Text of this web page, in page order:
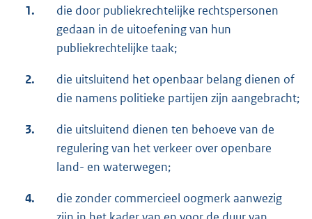
1.
die door publiekrechtelijke rechtspersonen
gedaan in de uitoefening van hun
publiekrechtelijke taak;
2.
die uitsluitend het openbaar belang dienen of
die namens politieke partijen zijn aangebracht;
3.
die uitsluitend dienen ten behoeve van de
regulering van het verkeer over openbare
land- en waterwegen;
4.
die zonder commercieel oogmerk aanwezig